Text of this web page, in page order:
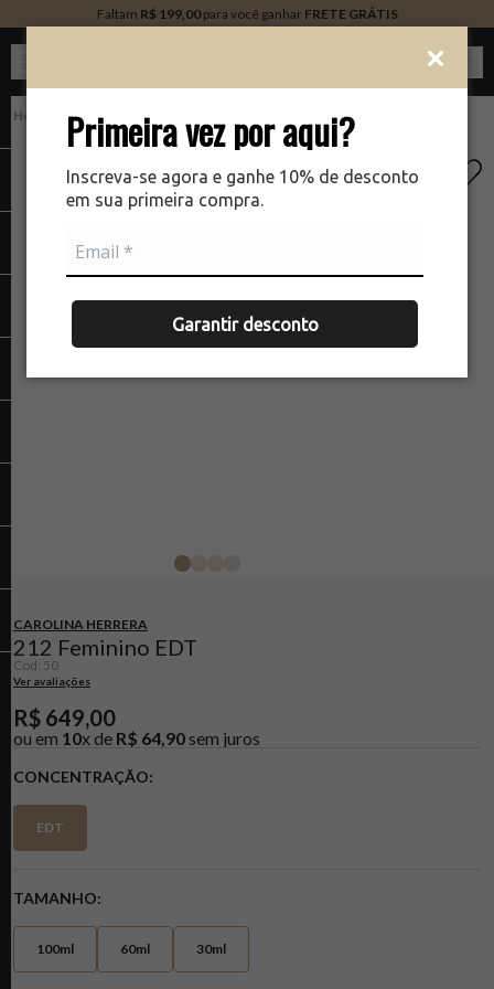
Primeira vez por aqui?
Inscreva-se agora e ganhe 10% de desconto
em sua primeira compra.
Garantir desconto
Faltam R$ 199,00para você ganhar FRETE GRÁTIS
PERFUMARIA
CAROLINA HERRERA
212 Feminino EDT
Cod: 50
Ver avaliações
R$ 649,00
ou em 10x de R$ 64,90 sem juros
CONCENTRAÇÃO
EDT
TAMANHO
100ml 60ml 30ml